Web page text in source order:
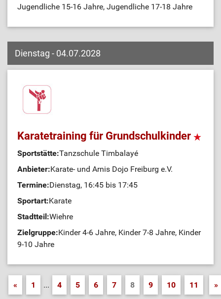
Jugendliche 15-16 Jahre, Jugendliche 17-18 Jahre
Dienstag - 04.07.2028
Karatetraining für Grundschulkinder
Sportstätte:Tanzschule Timbalayé
Anbieter:Karate- und Arnis Dojo Freiburg e.V.
Termine:Dienstag, 16:45 bis 17:45
Sportart:Karate
Stadtteil:Wiehre
Zielgruppe:Kinder 4-6 Jahre, Kinder 7-8 Jahre, Kinder
9-10 Jahre
« 1 ... 4 5 6 7 8 9 10 11 »